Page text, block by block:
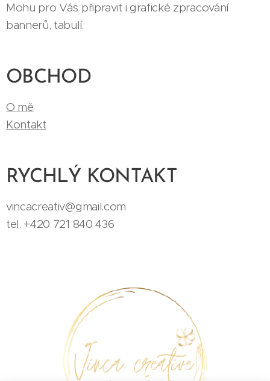
Mohu pro Vás připravit i grafické zpracování
bannerů, tabulí.
OBCHOD
O mě
Kontakt
RYCHLÝ KONTAKT
vincacreativ@gmail.com
tel. +420 721 840 436